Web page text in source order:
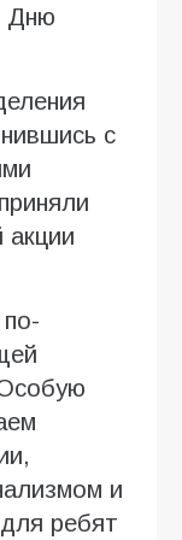
Дню
с
акции
и
ребят